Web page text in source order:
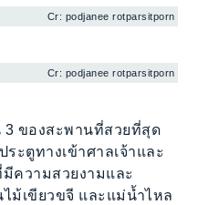
Cr: podjanee rotparsitporn
Cr: podjanee rotparsitporn
3 ของสะพานที่สวยที่สุด
ะตูทางเข้าศาลเจ้าและ
ความสวยงามและ
ม้เขียวขจี และแม่น้ำไหล